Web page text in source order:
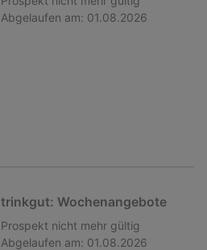
Abgelaufen am: 01.08.2026
trinkgut: Wochenangebote
Prospekt nicht mehr gültig
Abgelaufen am: 01.08.2026